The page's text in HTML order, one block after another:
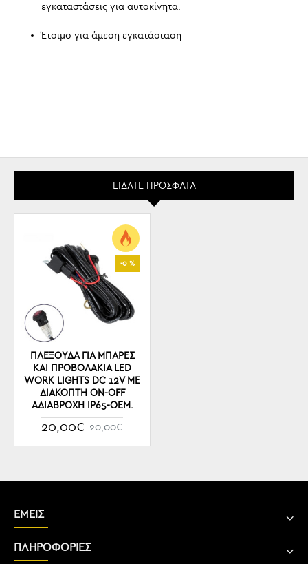
εγκαταστάσεις για αυτοκίνητα.
Έτοιμο για άμεση εγκατάσταση
ΕΊΔΑΤΕ ΠΡΌΣΦΑΤΑ
-0 %
ΠΛΕΞΟΎΔΑ ΓΙΑ ΜΠΆΡΕΣ
ΚΑΙ ΠΡΟΒΟΛΆΚΙΑ LED
WORK LIGHTS DC 12V ΜΕ
ΔΙΑΚΌΠΤΗ ON-OFF
ΑΔΙΆΒΡΟΧΗ IP65-OEM.
20,00€ 20,00€
ΕΜΕΙΣ
ΠΛΗΡΟΦΟΡΙΕΣ